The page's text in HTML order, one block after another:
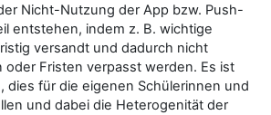
Nicht-Nutzung der App bzw. Push-
entstehen, indem z. B. wichtige
versandt und dadurch nicht
Fristen verpasst werden. Es ist
dies für die eigenen Schülerinnen und
und dabei die Heterogenität der